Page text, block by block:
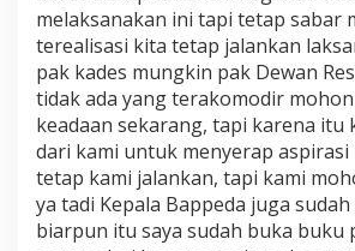
melaksanakan ini tapi tetap sabar
terealisasi kita tetap jalankan
pak kades mungkin pak Dewan
tidak ada yang terakomodir
keadaan sekarang, tapi karena itu
dari kami untuk menyerap aspirasi
tetap kami jalankan, tapi kami
ya tadi Kepala Bappeda juga
biarpun itu saya sudah buka buku